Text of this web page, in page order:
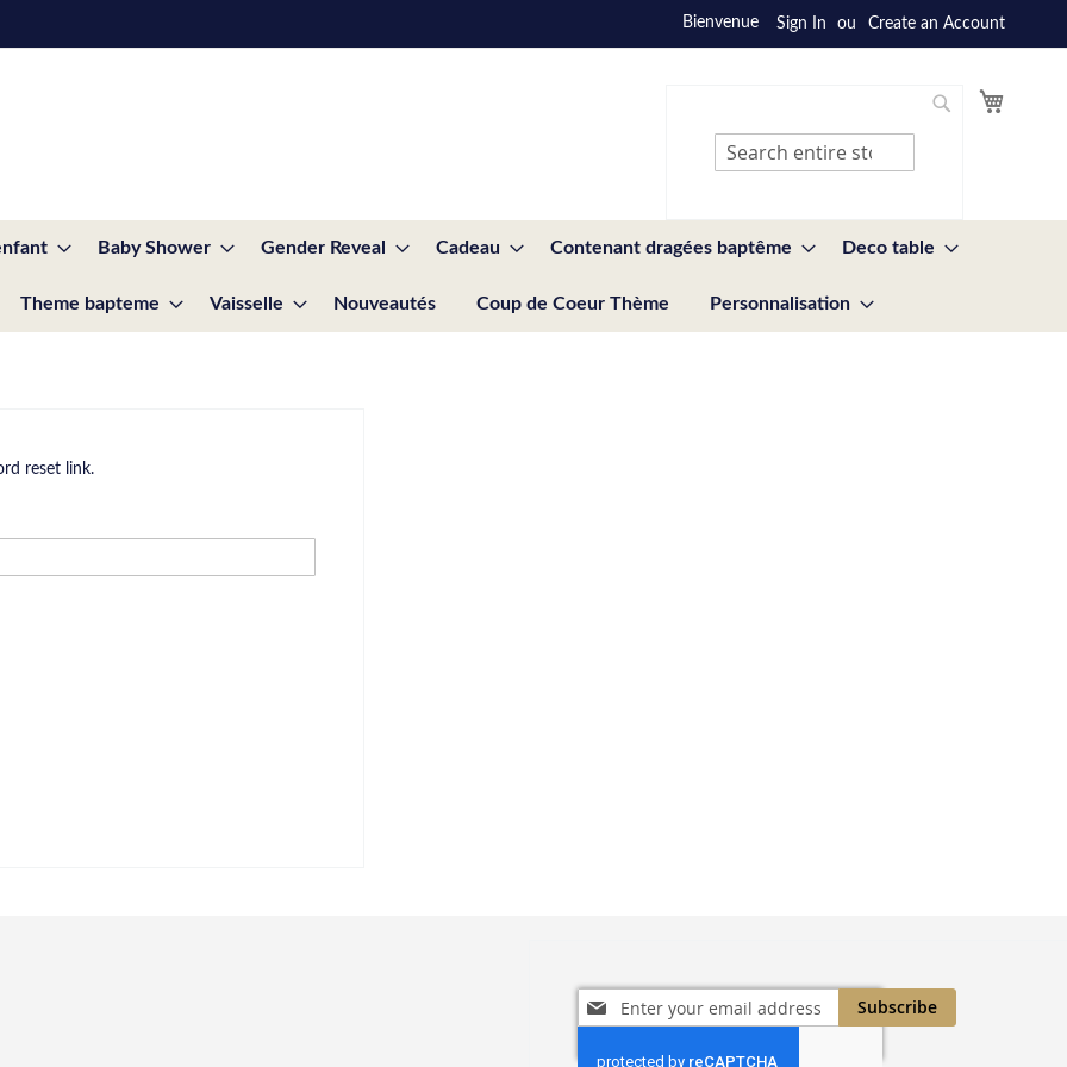
Bienvenue Sign In Create an Account
Search
Baby Shower Gender Reveal Cadeau Contenant dragées baptême Deco table
Theme bapteme Vaisselle Nouveautés Coup de Coeur Thème Personnalisation
reset link.
Sign
Up
Subscribe